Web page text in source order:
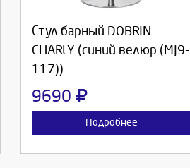
Стул барный DOBRIN
CHARLY (синий велюр (MJ9-
117))
9690
Подробнее